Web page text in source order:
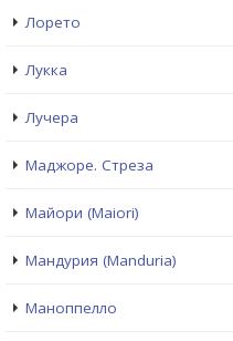
Лорето
Лукка
Лучера
Маджоре. Стреза
Майори (Maiori)
Мандурия (Manduria)
Маноппелло